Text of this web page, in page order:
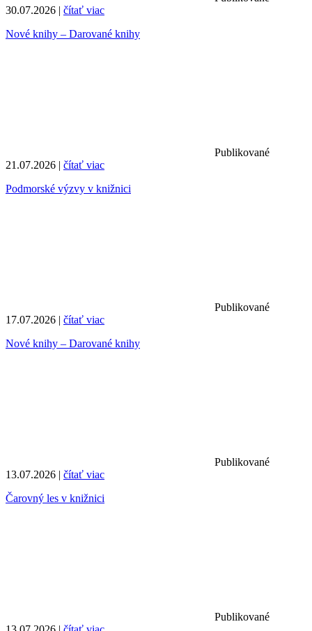
30.07.2026 | čítať viac
Nové knihy – Darované knihy
Publikované
21.07.2026 | čítať viac
Podmorské výzvy v knižnici
Publikované
17.07.2026 | čítať viac
Nové knihy – Darované knihy
Publikované
13.07.2026 | čítať viac
Čarovný les v knižnici
Publikované